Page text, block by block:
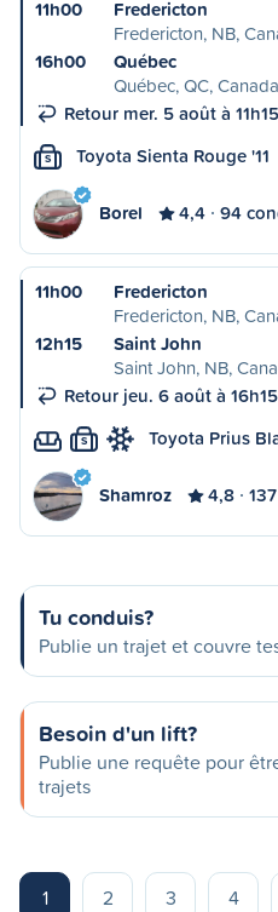
11h00
Fredericton
Fredericton, NB,
16h00
Québec
Québec, QC, Canada
Retour mer. 5 août à 11h15
S Toyota Sienta Rouge '11
Borel 4,4 94
11h00
Fredericton
Fredericton, NB,
12h15
Saint John
Saint John, NB,
Retour jeu. 6 août à 16h15
S Toyota Prius
Shamroz 4,8
Tu conduis?
Publie un trajet et couvre
Besoin d'un lift?
Publie une requête pour
trajets
1 2 3 4